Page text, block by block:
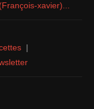
xavier)...
|